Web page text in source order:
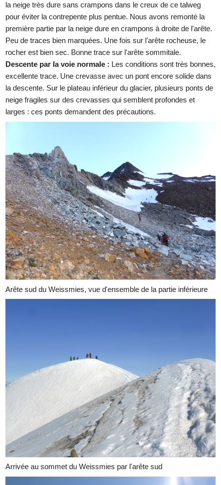
la neige très dure sans crampons dans le creux de ce talweg
pour éviter la contrepente plus pentue. Nous avons remonté la
première partie par la neige dure en crampons à droite de l'arête.
Peu de traces bien marquées. Une fois sur l'arête rocheuse, le
rocher est bien sec. Bonne trace sur l'arête sommitale.
Descente par la voie normale : Les conditions sont très bonnes,
excellente trace. Une crevasse avec un pont encore solide dans
la descente. Sur le plateau inférieur du glacier, plusieurs ponts de
neige fragiles sur des crevasses qui semblent profondes et
larges : ces ponts demandent des précautions.
Arête sud du Weissmies, vue d'ensemble de la partie inférieure
Arrivée au sommet du Weissmies par l'arête sud